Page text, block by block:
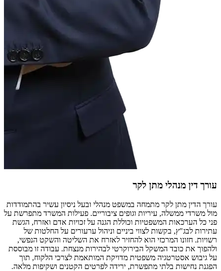
עורך דין מנהלי מתן לקר
עורך הדין מתן לקר מתמחה במשפט מנהלי ובעל ניסיון עשיר בהתמודדות
מול משרדי ממשלה, עיריות וגופים ציבוריים. פעילות המשרד מתפרשת על
פני כל הערכאות המשפטיות וכוללת הגנה על זכויות אדם ואזרח, הגשת
עתירות לבג"ץ, בקשות לצווי ביניים וניהול ערעורים על החלטות של
רשויות. חזונו המרכזי הוא להחזיר לאזרח את השליטה והשקט הנפשי,
ולהפוך את כובד המשקל הבירוקרטי לבהירות מנצחת. עבודה זו מבוססת
על גיבוש אסטרטגיה משפטית מדויקת המותאמת לצרכי הלקוח, תוך
הפגנת נחישות בלתי מתפשרת, ירידה לפרטים הקטנים ושקיפות מלאה.